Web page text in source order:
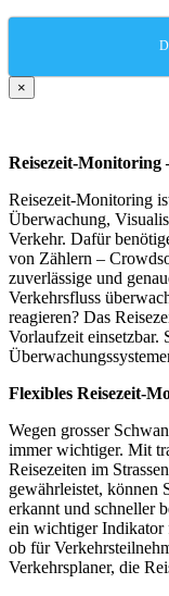
×
Reisezeit-Monitoring
Reisezeit-Monitoring
Überwachung,
Verkehr. Dafür
von Zählern –
zuverlässige und
Verkehrsfluss
reagieren? Das
Vorlaufzeit einsetzbar.
Flexibles Reisezeit-
Wegen grosser
immer wichtiger. Mit
Reisezeiten im
gewährleistet, können
erkannt und schneller
ein wichtiger Indikator
ob für
Verkehrsplaner, die